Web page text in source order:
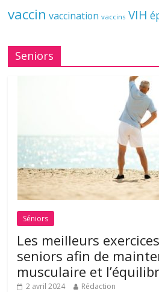
vaccin vaccination vaccins VIH
Seniors
Séniors
Les meilleurs
seniors afin de
musculaire et
2 avril 2024 Rédaction